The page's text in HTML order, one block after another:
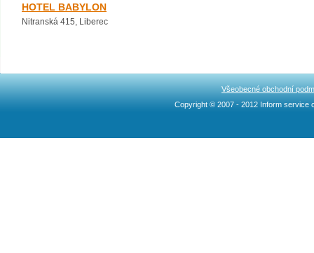
HOTEL BABYLON
Nitranská 415, Liberec
Všeobecné obchodní
Copyright © 2007 - 2012 Inform service